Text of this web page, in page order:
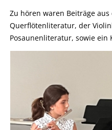
Zu hören waren Beiträge
Querflötenliteratur, der
Posaunenliteratur, sowie ein